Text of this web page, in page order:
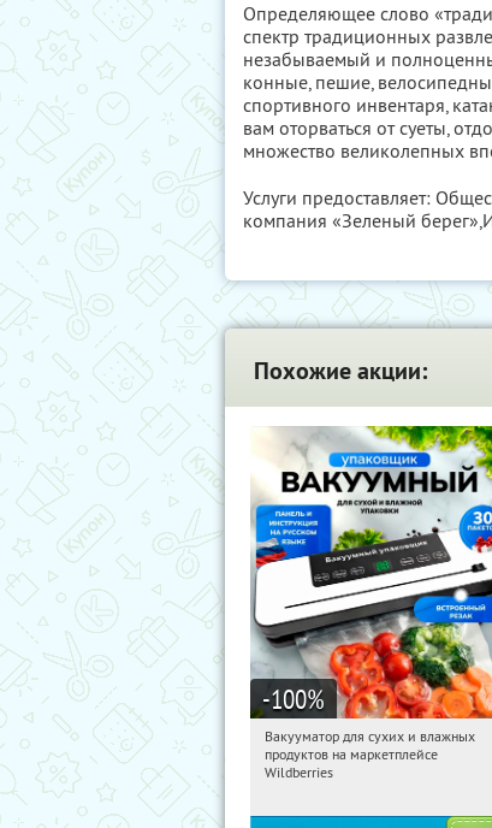
Определяющее слово
спектр традиционных
незабываемый и
конные, пешие,
спортивного инвентаря,
вам оторваться от суеты,
множество великолепных
Услуги предоставляет:
компания «Зеленый берег»,
Похожие акции:
-100%
18:14:25 Получили:181
Россия
Вакууматор для сухих и влажных
продуктов на маркетплейсе
Wildberries